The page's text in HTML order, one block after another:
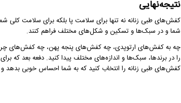
نتیجه‌نهایی
کفش‌های طبی زنانه نه تنها برای سلامت پا بلکه برای سلامت کلی
شما و در سبک‌ها و تسکین و شکل‌های مختلف فراهم کنند.
چه به کفش‌های ارتوپدی، چه کفش‌های پنجه پهن، چه کفش‌های
را در برندها، سبک‌ها و اندازه‌های مختلف پیدا کنید. دفعه بعد که
کفش‌های طبی زنانه را انتخاب کنید که به شما احساس خوبی بدهد